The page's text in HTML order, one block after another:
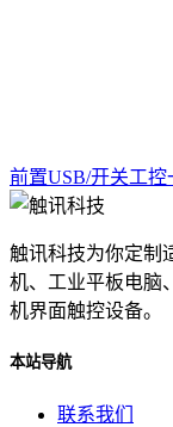
前置USB/开关工控
触讯科技为你定制
机、工业平板电脑
机界面触控设备。
本站导航
联系我们